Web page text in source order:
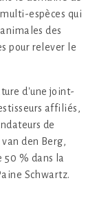
espèces qui
des
pour relever le
d'une joint-
affiliés,
de
den Berg,
% dans la
Schwartz.